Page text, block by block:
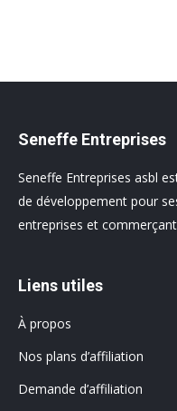
Seneffe Entreprises
Seneffe Entreprises asbl
de développement pour
entreprises et
Liens utiles
À propos
Nos plans d’affiliation
Demande d’affiliation